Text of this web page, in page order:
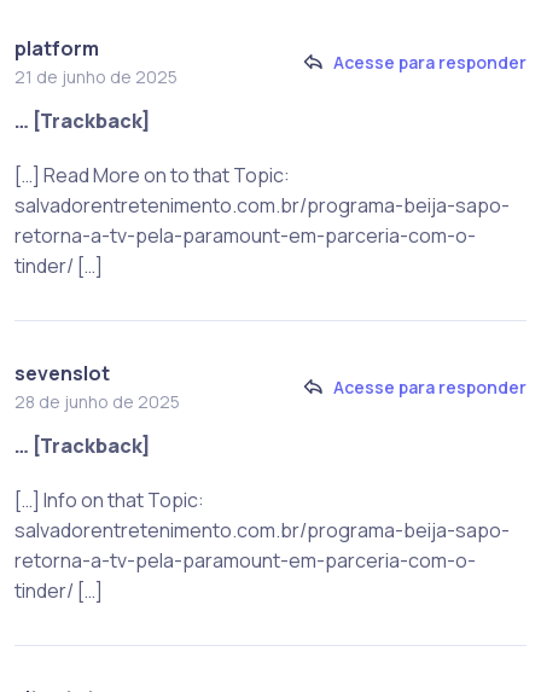
platform
21 de junho de 2025
Acesse para responder
… [Trackback]
[…] Read More on to that Topic:
salvadorentretenimento.com.br/programa-beija-sapo-
retorna-a-tv-pela-paramount-em-parceria-com-o-
tinder/ […]
sevenslot
28 de junho de 2025
Acesse para responder
… [Trackback]
[…] Info on that Topic:
salvadorentretenimento.com.br/programa-beija-sapo-
retorna-a-tv-pela-paramount-em-parceria-com-o-
tinder/ […]